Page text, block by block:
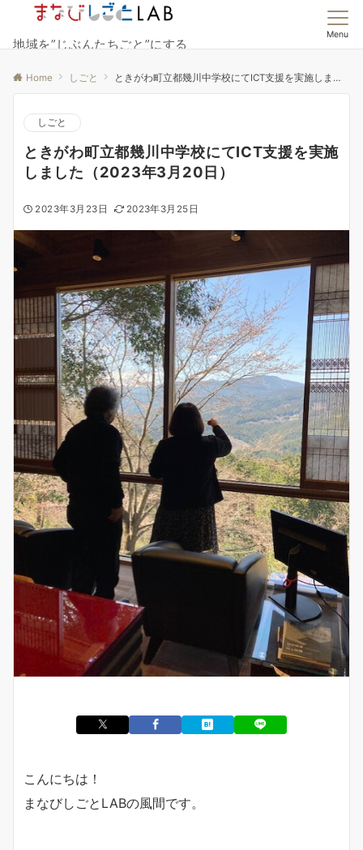
地域を”じぶんたちごと”にする
Menu
Home しごと ときがわ町立都幾川中学校にてICT支援を実施しました（2023年3月20日）
しごと
ときがわ町立都幾川中学校にてICT支援を実施
しました（2023年3月20日）
2023年3月23日 2023年3月25日
こんにちは！
まなびしごとLABの風間です。